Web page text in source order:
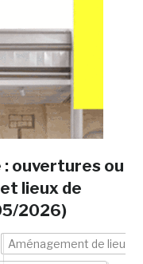
: ouvertures ou
lieux de
2026)
Aménagement de lieu